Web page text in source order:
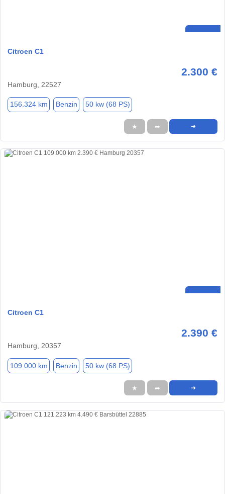
Citroen C1
2.300 €
Hamburg, 22527
156.324 km Benzin 50 kw (68 PS)
★ ➦ ➜
Citroen C1
2.390 €
Hamburg, 20357
109.000 km Benzin 50 kw (68 PS)
★ ➦ ➜